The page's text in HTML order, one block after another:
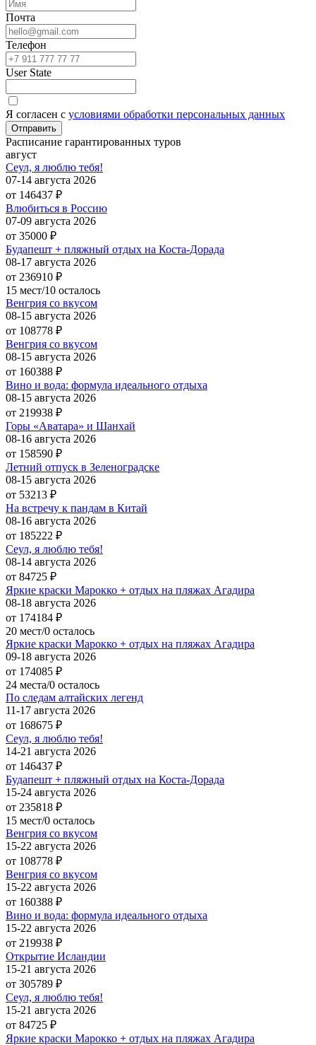
Почта
Телефон
User State
Я согласен с условиями обработки персональных данных
Расписание гарантированных туров
август
Сеул, я люблю тебя!
07-14 августа 2026
от 146437 ₽
Влюбиться в Россию
07-09 августа 2026
от 35000 ₽
Будапешт + пляжный отдых на Коста-Дорада
08-17 августа 2026
от 236910 ₽
15 мест/10 осталось
Венгрия со вкусом
08-15 августа 2026
от 108778 ₽
Венгрия со вкусом
08-15 августа 2026
от 160388 ₽
Вино и вода: формула идеального отдыха
08-15 августа 2026
от 219938 ₽
Горы «Аватара» и Шанхай
08-16 августа 2026
от 158590 ₽
Летний отпуск в Зеленоградске
08-15 августа 2026
от 53213 ₽
На встречу к пандам в Китай
08-16 августа 2026
от 185222 ₽
Сеул, я люблю тебя!
08-14 августа 2026
от 84725 ₽
Яркие краски Марокко + отдых на пляжах Агадира
08-18 августа 2026
от 174184 ₽
20 мест/0 осталось
Яркие краски Марокко + отдых на пляжах Агадира
09-18 августа 2026
от 174085 ₽
24 места/0 осталось
По следам алтайских легенд
11-17 августа 2026
от 168675 ₽
Сеул, я люблю тебя!
14-21 августа 2026
от 146437 ₽
Будапешт + пляжный отдых на Коста-Дорада
15-24 августа 2026
от 235818 ₽
15 мест/0 осталось
Венгрия со вкусом
15-22 августа 2026
от 108778 ₽
Венгрия со вкусом
15-22 августа 2026
от 160388 ₽
Вино и вода: формула идеального отдыха
15-22 августа 2026
от 219938 ₽
Открытие Исландии
15-21 августа 2026
от 305789 ₽
Сеул, я люблю тебя!
15-21 августа 2026
от 84725 ₽
Яркие краски Марокко + отдых на пляжах Агадира